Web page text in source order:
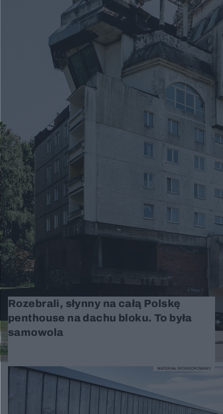
Rozebrali, słynny na całą Polskę
penthouse na dachu bloku. To była
samowola
MATERIAŁ SPONSOROWANY